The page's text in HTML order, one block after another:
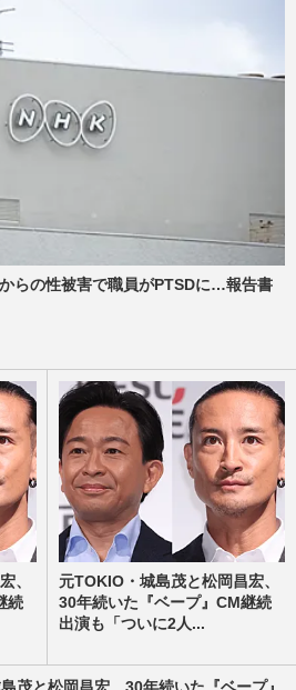
らの性被害で職員がPTSDに…報告書
、
続
元TOKIO・城島茂と松岡昌宏、
30年続いた『ベープ』CM継続
出演も「ついに2人...
茂と松岡昌宏、30年続いた『ベープ』